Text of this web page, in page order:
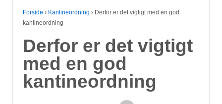
Forside › Kantineordning › Derfor er det vigtigt med en god
kantineordning
Derfor er det vigtigt
med en god
kantineordning